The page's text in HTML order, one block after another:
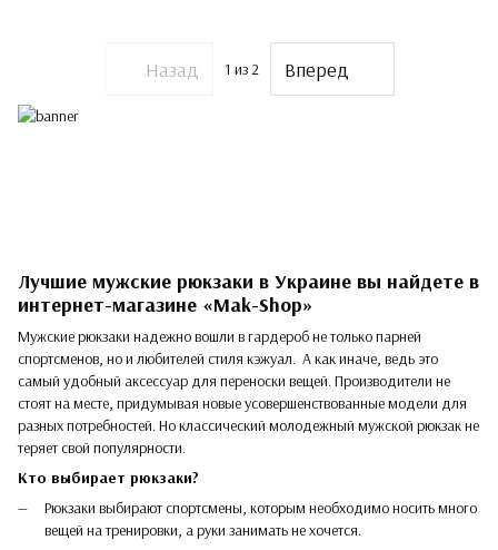
Назад 1 из 2 Вперед
Лучшие мужские рюкзаки в Украине вы найдете в
интернет-магазине «Mak-Shop»
Мужские рюкзаки надежно вошли в гардероб не только парней
спортсменов, но и любителей стиля кэжуал. А как иначе, ведь это
самый удобный аксессуар для переноски вещей. Производители не
стоят на месте, придумывая новые усовершенствованные модели для
разных потребностей. Но классический молодежный мужской рюкзак не
теряет свой популярности.
Кто выбирает рюкзаки?
Рюкзаки выбирают спортсмены, которым необходимо носить много
вещей на тренировки, а руки занимать не хочется.